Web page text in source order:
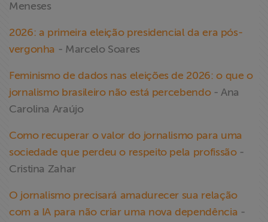
Meneses
2026: a primeira eleição presidencial da era pós-
vergonha - Marcelo Soares
Feminismo de dados nas eleições de 2026: o que o
jornalismo brasileiro não está percebendo- Ana
Carolina Araújo
Como recuperar o valor do jornalismo para uma
sociedade que perdeu o respeito pela profissão-
Cristina Zahar
O jornalismo precisará amadurecer sua relação
com a IA para não criar uma nova dependência -